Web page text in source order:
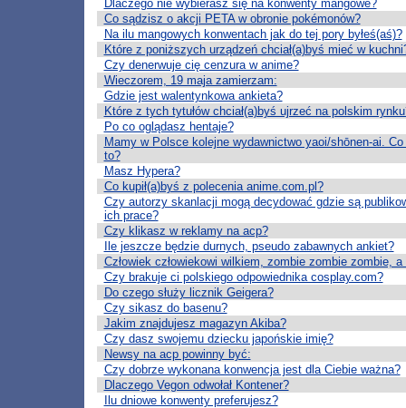
Dlaczego nie wybierasz się na konwenty mangowe?
Co sądzisz o akcji PETA w obronie pokémonów?
Na ilu mangowych konwentach jak do tej pory byłeś(aś)?
Które z poniższych urządzeń chciał(a)byś mieć w
Czy denerwuje cię cenzura w anime?
Wieczorem, 19 maja zamierzam:
Gdzie jest walentynkowa ankieta?
Które z tych tytułów chciał(a)byś ujrzeć na polskim
Po co oglądasz hentaje?
Mamy w Polsce kolejne wydawnictwo yaoi/shōnen-ai.
to?
Masz Hypera?
Co kupił(a)byś z polecenia anime.com.pl?
Czy autorzy skanlacji mogą decydować gdzie są
ich prace?
Czy klikasz w reklamy na acp?
Ile jeszcze będzie durnych, pseudo zabawnych ankiet?
Człowiek człowiekowi wilkiem, zombie zombie zombie, a
Czy brakuje ci polskiego odpowiednika cosplay.com?
Do czego służy licznik Geigera?
Czy sikasz do basenu?
Jakim znajdujesz magazyn Akiba?
Czy dasz swojemu dziecku japońskie imię?
Newsy na acp powinny być:
Czy dobrze wykonana konwencja jest dla Ciebie ważna?
Dlaczego Vegon odwołał Kontener?
Ilu dniowe konwenty preferujesz?